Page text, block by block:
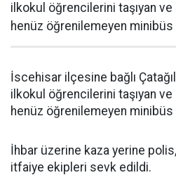
ilkokul öğrencilerini taşıyan
henüz öğrenilemeyen
İscehisar ilçesine bağlı
ilkokul öğrencilerini taşıyan
henüz öğrenilemeyen
İhbar üzerine kaza yerine
itfaiye ekipleri sevk edildi.